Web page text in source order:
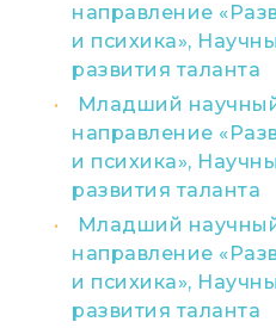
направление
и психика»,
развития таланта
Младший
направление
и психика»,
развития таланта
Младший
направление
и психика»,
развития таланта